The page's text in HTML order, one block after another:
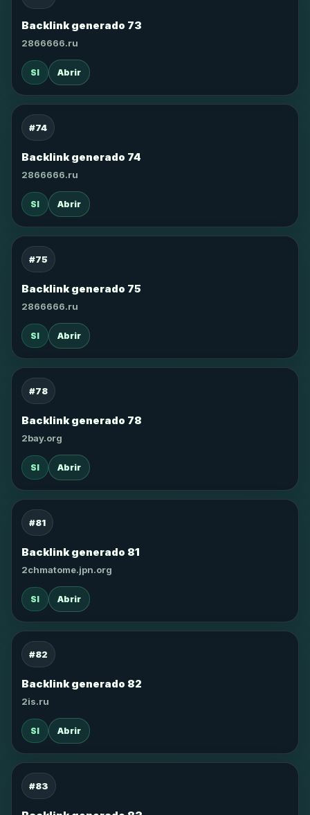
Backlink generado 73
2866666.ru
SI Abrir
#74
Backlink generado 74
2866666.ru
SI Abrir
#75
Backlink generado 75
2866666.ru
SI Abrir
#78
Backlink generado 78
2bay.org
SI Abrir
#81
Backlink generado 81
2chmatome.jpn.org
SI Abrir
#82
Backlink generado 82
2is.ru
SI Abrir
#83